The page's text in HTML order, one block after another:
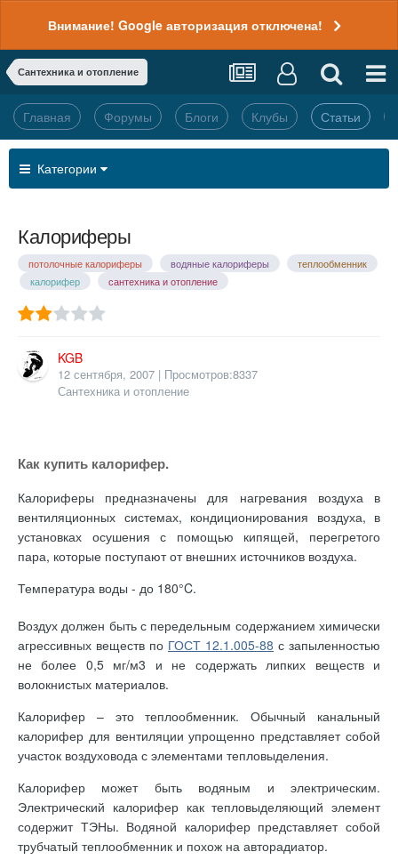
Внимание! Google авторизация отключена!
Сантехника и отопление
Главная Форумы Блоги Клубы Статьи
Категории
Калориферы
потолочные калориферы водяные калориферы
теплообменник
калорифер
сантехника и отопление
KGB
12 сентября, 2007 | Просмотров:8337
Сантехника и отопление
Как купить калорифер.
Калориферы предназначены для нагревания воздуха в
вентиляционных системах, кондиционирования воздуха, в
установках осушения с помощью кипящей, перегретого
пара, которые поступают от внешних источников воздуха.
Температура воды - до 180°C.
Воздух должен быть с передельным содержанием химически
агрессивных веществ по ГОСТ 12.1.005-88 с запыленностью
не более 0,5 мг/м3 и не содержать липких веществ и
волокнистых материалов.
Калорифер – это теплообменник. Обычный канальный
калорифер для вентиляции упрощенно представляет собой
участок воздуховода с элементами тепловыделения.
Калорифер может быть водяным и электрическим.
Электрический калорифер как тепловыделяющий элемент
содержит ТЭНы. Водяной калорифер представляет собой
трубчатый теплообменник и похож на авторадиатор.